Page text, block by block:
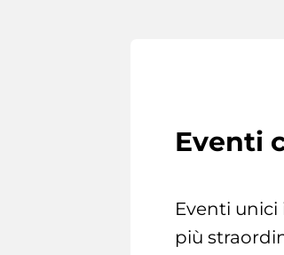
Eventi
Eventi
più